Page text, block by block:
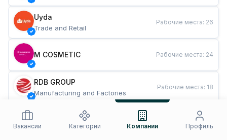
Uyda
Trade and Retail
Рабочие места: 26
M COSMETIC Рабочие места: 24
RDB GROUP
Manufacturing and Factories
Рабочие места: 18
Restaurants and Fast Food
Рабочие места
Вакансии
Категории Компании Профиль